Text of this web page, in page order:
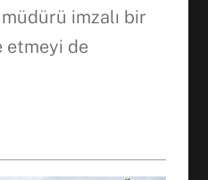
imzalı bir
etmeyi de